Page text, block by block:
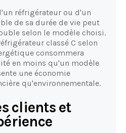
réfrigérateur ou d'un
de sa durée de vie peut
selon le modèle choisi.
classé C selon
consommera
en moins qu'un modèle
une économie
qu'environnementale.
clients et